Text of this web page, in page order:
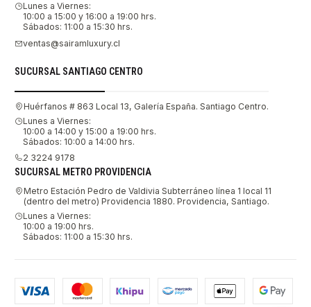
Lunes a Viernes:
10:00 a 15:00 y 16:00 a 19:00 hrs.
Sábados: 11:00 a 15:30 hrs.
ventas@sairamluxury.cl
SUCURSAL SANTIAGO CENTRO
Huérfanos # 863 Local 13, Galería España. Santiago Centro.
Lunes a Viernes:
10:00 a 14:00 y 15:00 a 19:00 hrs.
Sábados: 10:00 a 14:00 hrs.
2 3224 9178
SUCURSAL METRO PROVIDENCIA
Metro Estación Pedro de Valdivia Subterráneo línea 1 local 11
(dentro del metro) Providencia 1880. Providencia, Santiago.
Lunes a Viernes:
10:00 a 19:00 hrs.
Sábados: 11:00 a 15:30 hrs.